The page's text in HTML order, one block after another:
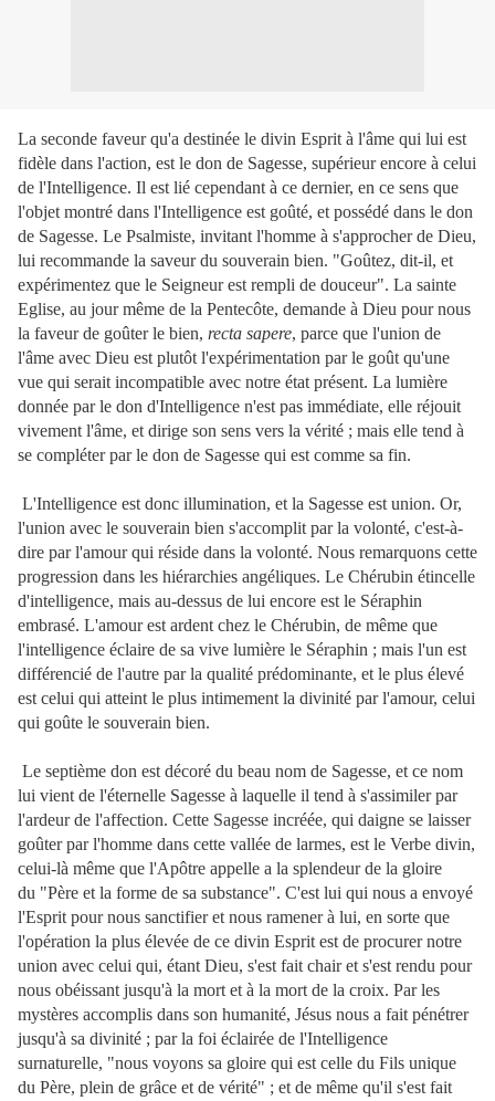
La seconde faveur qu'a destinée le divin Esprit à l'âme qui lui est
fidèle dans l'action, est le don de Sagesse, supérieur encore à celui
de l'Intelligence. Il est lié cependant à ce dernier, en ce sens que
l'objet montré dans l'Intelligence est goûté, et possédé dans le don
de Sagesse. Le Psalmiste, invitant l'homme à s'approcher de Dieu,
lui recommande la saveur du souverain bien. "Goûtez, dit-il, et
expérimentez que le Seigneur est rempli de douceur". La sainte
Eglise, au jour même de la Pentecôte, demande à Dieu pour nous
la faveur de goûter le bien, recta sapere, parce que l'union de
l'âme avec Dieu est plutôt l'expérimentation par le goût qu'une
vue qui serait incompatible avec notre état présent. La lumière
donnée par le don d'Intelligence n'est pas immédiate, elle réjouit
vivement l'âme, et dirige son sens vers la vérité ; mais elle tend à
se compléter par le don de Sagesse qui est comme sa fin.
L'Intelligence est donc illumination, et la Sagesse est union. Or,
l'union avec le souverain bien s'accomplit par la volonté, c'est-à-
dire par l'amour qui réside dans la volonté. Nous remarquons cette
progression dans les hiérarchies angéliques. Le Chérubin étincelle
d'intelligence, mais au-dessus de lui encore est le Séraphin
embrasé. L'amour est ardent chez le Chérubin, de même que
l'intelligence éclaire de sa vive lumière le Séraphin ; mais l'un est
différencié de l'autre par la qualité prédominante, et le plus élevé
est celui qui atteint le plus intimement la divinité par l'amour, celui
qui goûte le souverain bien.
Le septième don est décoré du beau nom de Sagesse, et ce nom
lui vient de l'éternelle Sagesse à laquelle il tend à s'assimiler par
l'ardeur de l'affection. Cette Sagesse incréée, qui daigne se laisser
goûter par l'homme dans cette vallée de larmes, est le Verbe divin,
celui-là même que l'Apôtre appelle a la splendeur de la gloire
du "Père et la forme de sa substance". C'est lui qui nous a envoyé
l'Esprit pour nous sanctifier et nous ramener à lui, en sorte que
l'opération la plus élevée de ce divin Esprit est de procurer notre
union avec celui qui, étant Dieu, s'est fait chair et s'est rendu pour
nous obéissant jusqu'à la mort et à la mort de la croix. Par les
mystères accomplis dans son humanité, Jésus nous a fait pénétrer
jusqu'à sa divinité ; par la foi éclairée de l'Intelligence
surnaturelle, "nous voyons sa gloire qui est celle du Fils unique
du Père, plein de grâce et de vérité" ; et de même qu'il s'est fait